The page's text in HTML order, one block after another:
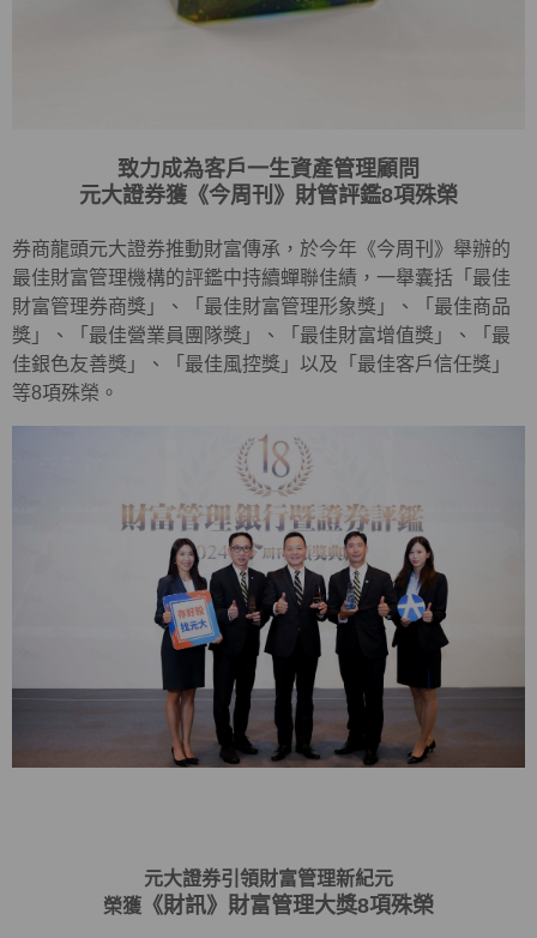
致力成為客戶一生資產管理顧問
元大證券獲《今周刊》財管評鑑8項殊榮
券商龍頭元大證券推動財富傳承，於今年《今周刊》舉辦的
最佳財富管理機構的評鑑中持續蟬聯佳績，一舉囊括「最佳
財富管理券商獎」、「最佳財富管理形象獎」、「最佳商品
獎」、「最佳營業員團隊獎」、「最佳財富增值獎」、「最
佳銀色友善獎」、「最佳風控獎」以及「最佳客戶信任獎」
等8項殊榮。
元大證券引領財富管理新紀元
榮獲 《財訊》財富管理大獎8項殊榮